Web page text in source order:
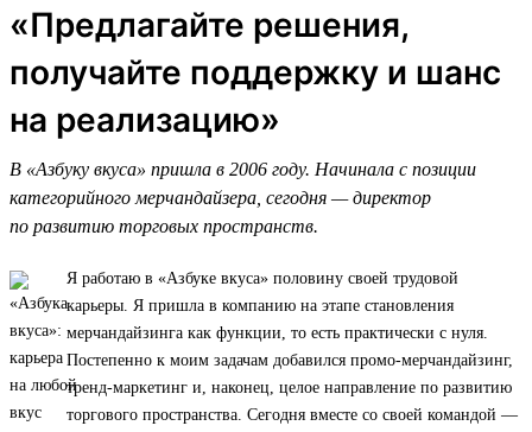
«Предлагайте решения,
получайте поддержку и шанс
на реализацию»
В «Азбуку вкуса» пришла в 2006 году. Начинала с позиции
категорийного мерчандайзера, сегодня — директор
по развитию торговых пространств.
Я работаю в «Азбуке вкуса» половину своей трудовой
карьеры. Я пришла в компанию на этапе становления
мерчандайзинга как функции, то есть практически с нуля.
Постепенно к моим задачам добавился промо-мерчандайзинг,
тренд-маркетинг и, наконец, целое направление по развитию
торгового пространства. Сегодня вместе со своей командой —